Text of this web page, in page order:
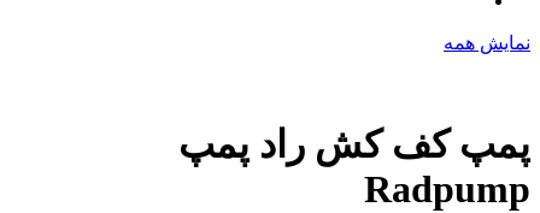
نمایش همه
پمپ کف کش راد پمپ
Radpump